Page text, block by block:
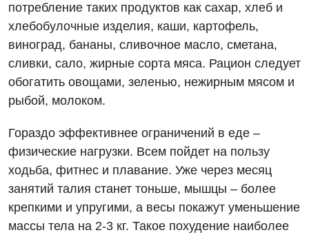
потребление таких продуктов как сахар, хлеб и
хлебобулочные изделия, каши, картофель,
виноград, бананы, сливочное масло, сметана,
сливки, сало, жирные сорта мяса. Рацион следует
обогатить овощами, зеленью, нежирным мясом и
рыбой, молоком.
Гораздо эффективнее ограничений в еде –
физические нагрузки. Всем пойдет на пользу
ходьба, фитнес и плавание. Уже через месяц
занятий талия станет тоньше, мышцы – более
крепкими и упругими, а весы покажут уменьшение
массы тела на 2-3 кг. Такое похудение наиболее